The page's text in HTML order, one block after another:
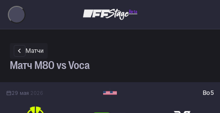
Beta
Матчи
Матч M80 vs Voca
29 мая 2026 Bo5